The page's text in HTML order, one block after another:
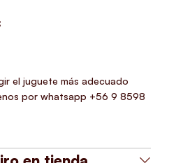
el juguete más adecuado
por whatsapp +56 9 8598